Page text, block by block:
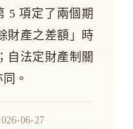
5 項定了兩個期
財產之差額」時
自法定財產制關
。
06-27